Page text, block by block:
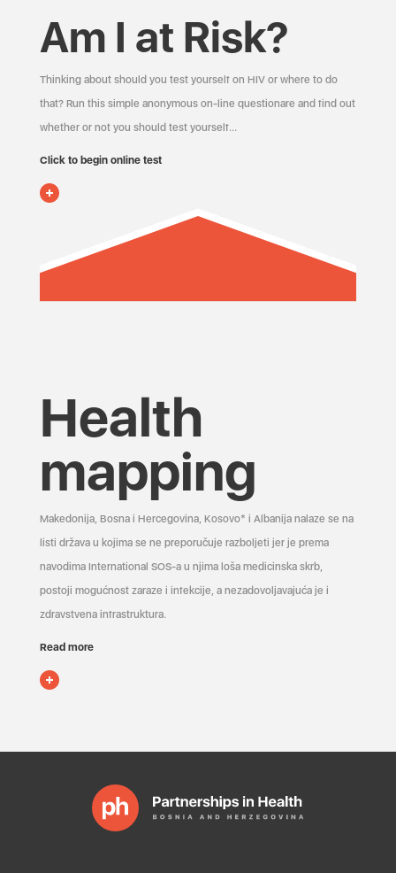
Am I at Risk?
Thinking about should you test yourself on HIV or where to do
that? Run this simple anonymous on-line questionare and find out
whether or not you should test yourself…
Click to begin online test
Health
mapping
Makedonija, Bosna i Hercegovina, Kosovo* i Albanija nalaze se na
listi država u kojima se ne preporučuje razboljeti jer je prema
navodima International SOS-a u njima loša medicinska skrb,
postoji mogućnost zaraze i infekcije, a nezadovoljavajuća je i
zdravstvena infrastruktura.
Read more